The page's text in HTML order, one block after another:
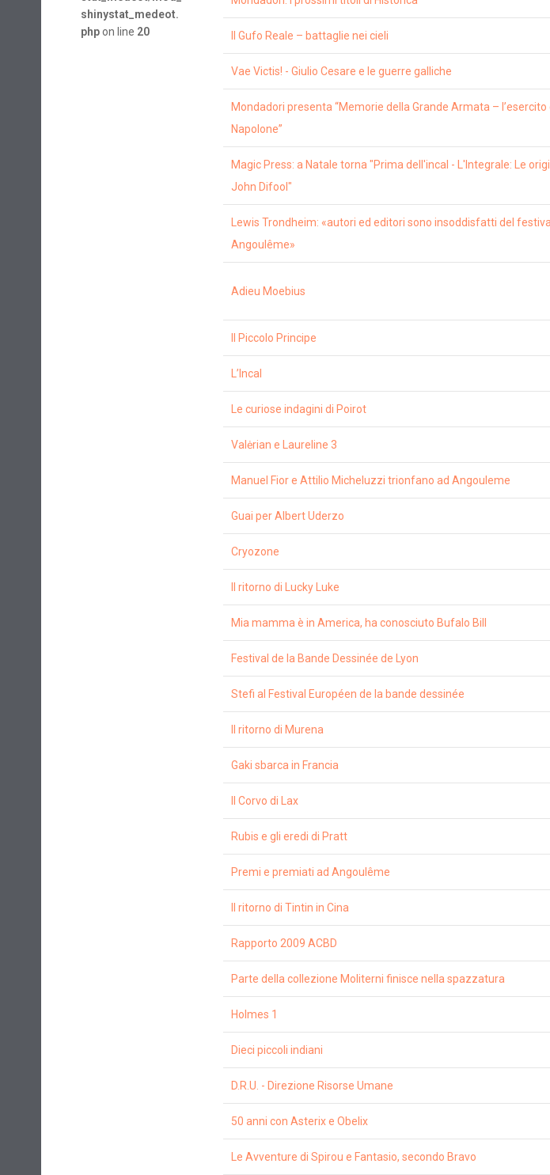
Il Gufo Reale – battaglie nei cieli
Vae Victis! - Giulio Cesare e le guerre galliche
Mondadori presenta “Memorie della Grande Armata – l’esercito
Napolone”
Magic Press: a Natale torna "Prima dell'incal - L'Integrale: Le
John Difool"
Lewis Trondheim: «autori ed editori sono insoddisfatti del
Angoulême»
Adieu Moebius
Il Piccolo Principe
L’Incal
Le curiose indagini di Poirot
Valėrian e Laureline 3
Manuel Fior e Attilio Micheluzzi trionfano ad Angouleme
Guai per Albert Uderzo
Cryozone
Il ritorno di Lucky Luke
Mia mamma è in America, ha conosciuto Bufalo Bill
Festival de la Bande Dessinée de Lyon
Stefi al Festival Européen de la bande dessinée
Il ritorno di Murena
Gaki sbarca in Francia
Il Corvo di Lax
Rubis e gli eredi di Pratt
Premi e premiati ad Angoulême
Il ritorno di Tintin in Cina
Rapporto 2009 ACBD
Parte della collezione Moliterni finisce nella spazzatura
Holmes 1
Dieci piccoli indiani
D.R.U. - Direzione Risorse Umane
50 anni con Asterix e Obelix
Le Avventure di Spirou e Fantasio, secondo Bravo
shinystat_medeot.
phpon line 20